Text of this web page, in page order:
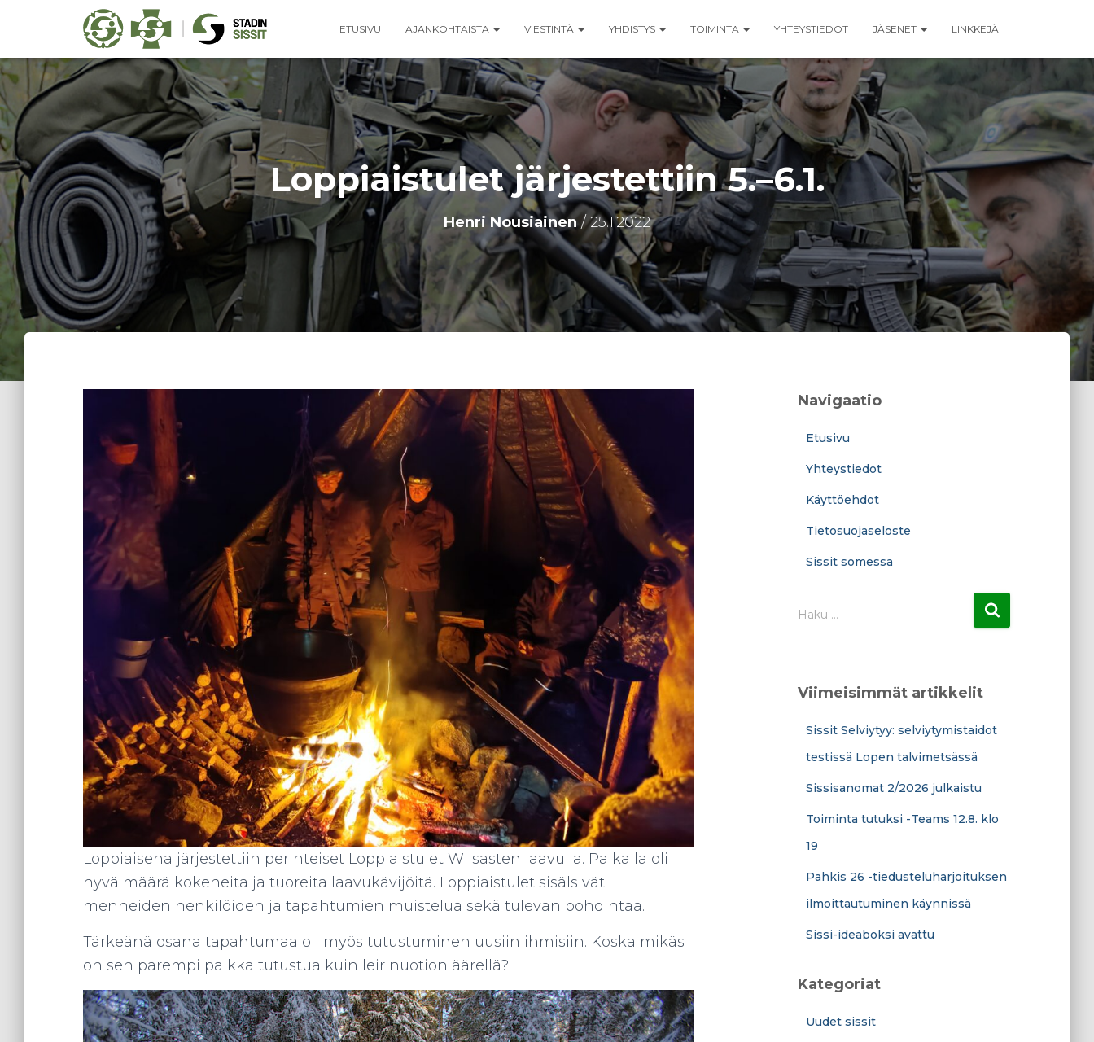
ETUSIVU AJANKOHTAISTA VIESTINTÄ YHDISTYS TOIMINTA YHTEYSTIEDOT JÄSENET LINKKEJÄ
Loppiaistulet järjestettiin 5.–6.1.
Henri Nousiainen/25.1.2022
Loppiaisena järjestettiin perinteiset Loppiaistulet Wiisasten laavulla. Paikalla oli
hyvä määrä kokeneita ja tuoreita laavukävijöitä. Loppiaistulet sisälsivät
menneiden henkilöiden ja tapahtumien muistelua sekä tulevan pohdintaa.
Tärkeänä osana tapahtumaa oli myös tutustuminen uusiin ihmisiin. Koska mikäs
on sen parempi paikka tutustua kuin leirinuotion äärellä?
Navigaatio
Etusivu
Yhteystiedot
Käyttöehdot
Tietosuojaseloste
Sissit somessa
H
a
Haku …
Viimeisimmät artikkelit
Sissit Selviytyy: selviytymistaidot
testissä Lopen talvimetsässä
Sissisanomat 2/2026 julkaistu
Toiminta tutuksi -Teams 12.8. klo
19
Pahkis 26 -tiedusteluharjoituksen
ilmoittautuminen käynnissä
Sissi-ideaboksi avattu
Kategoriat
Uudet sissit